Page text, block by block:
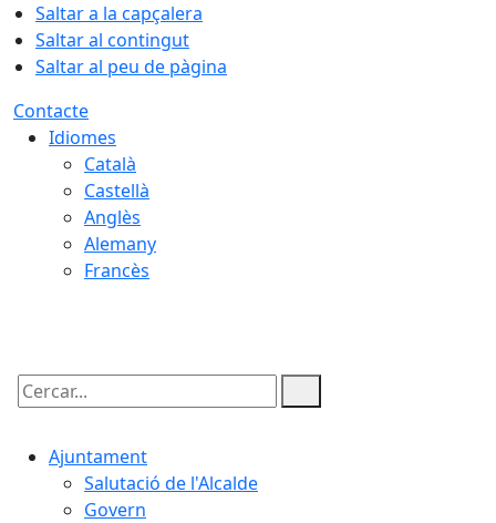
Saltar a la capçalera
Saltar al contingut
Saltar al peu de pàgina
Contacte
Idiomes
Català
Castellà
Anglès
Alemany
Francès
Cercar:
Ajuntament
Salutació de l'Alcalde
Govern